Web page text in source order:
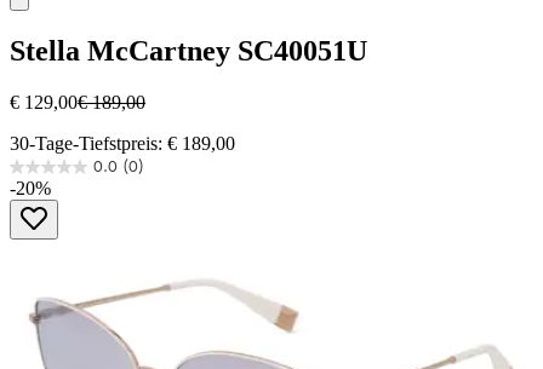
Stella McCartney SC40051U
€ 129,00€ 189,00
30-Tage-Tiefstpreis: € 189,00
0.0 (0)
0.0
von
Sternen.
-20%